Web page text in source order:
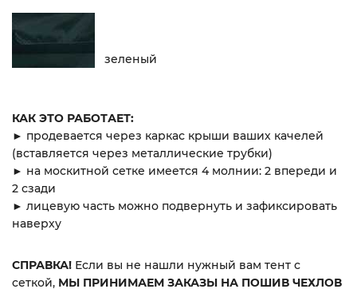
зеленый
КАК ЭТО РАБОТАЕТ:
► продевается через каркас крыши ваших качелей
(вставляется через металлические трубки)
► на москитной сетке имеется 4 молнии: 2 впереди и
2 сзади
► лицевую часть можно подвернуть и зафиксировать
наверху
СПРАВКА! Если вы не нашли нужный вам тент с
сеткой, МЫ ПРИНИМАЕМ ЗАКАЗЫ НА ПОШИВ ЧЕХЛОВ